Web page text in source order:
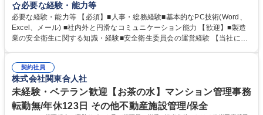
ーポレート部門と連携しながら、決められた業務だけではなく、社員や現
場を支えるバックオフィス担当として状況に応じて柔軟に対応いただくこ
とを期待します。 【詳細】■入退社手続き、社員情報管理■入社時オリエ
ンテーションの実施■勤怠・各種申請内容の確認■採用業務のサポート■来
生に関する業務等■健康診断、産業医面談、休職・復職手続き等の労務サ
ポート■社内ルールの運用・各種社内案内■その他、拠点運営に関わる管理
部門業務 募集職種 【大阪/総務・人事（労務）担当者】3Dプリンター事
業/NTTデータG/年休129日
必要な経験・能力等
必要な経験・能力等 【必須】■人事・総務経験■基本的なPC技術(Word、
Excel、メール) ■社内外と円滑なコミュニケーション能力 【歓迎】■製造
業の安全衛生に関する知識・経験■安全衛生委員会の運営経験 【当社につ
アが磨けます。 ◎NTTデータグループであり福利厚生は充実しているとと
もに、働き方改革も推進しています。 学歴・資格 学歴：大学院 大学 高専
短大 専修学校 語学力： 資格：
契約社員
株式会社関東合人社
未経験・ベテラン歓迎【お茶の水】マンション管理事務
転勤無/年休123日 その他不動産施設管理/保全